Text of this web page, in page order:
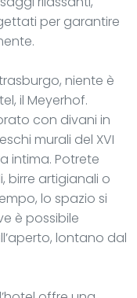
per garantire
niente è
il Meyerhof.
con divani in
murali del XVI
intima. Potrete
birre artigianali o
lo spazio si
è possibile
lontano dal